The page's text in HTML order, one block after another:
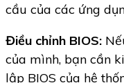
cầu của các ứng
Điều chỉnh BIOS:
của mình, bạn cần
lập BIOS của hệ